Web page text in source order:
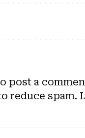
post a
reduce spam.